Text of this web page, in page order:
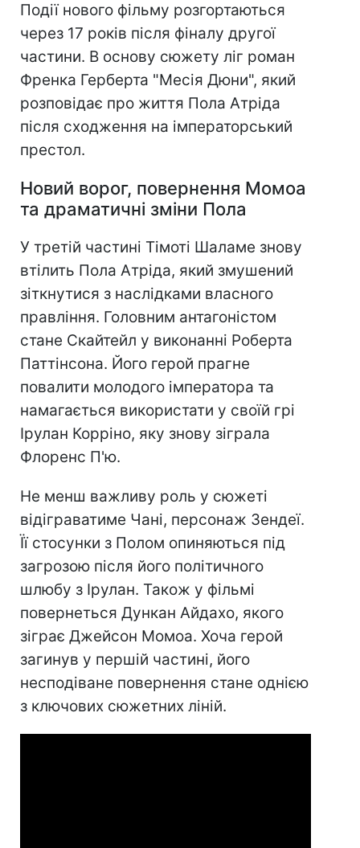
Події нового фільму розгортаються
через 17 років після фіналу другої
частини. В основу сюжету ліг роман
Френка Герберта "Месія Дюни", який
розповідає про життя Пола Атріда
після сходження на імператорський
престол.
Новий ворог, повернення Момоа
та драматичні зміни Пола
У третій частині Тімоті Шаламе знову
втілить Пола Атріда, який змушений
зіткнутися з наслідками власного
правління. Головним антагоністом
стане Скайтейл у виконанні Роберта
Паттінсона. Його герой прагне
повалити молодого імператора та
намагається використати у своїй грі
Ірулан Корріно, яку знову зіграла
Флоренс П'ю.
Не менш важливу роль у сюжеті
відіграватиме Чані, персонаж Зендеї.
Її стосунки з Полом опиняються під
загрозою після його політичного
шлюбу з Ірулан. Також у фільмі
повернеться Дункан Айдахо, якого
зіграє Джейсон Момоа. Хоча герой
загинув у першій частині, його
несподіване повернення стане однією
з ключових сюжетних ліній.